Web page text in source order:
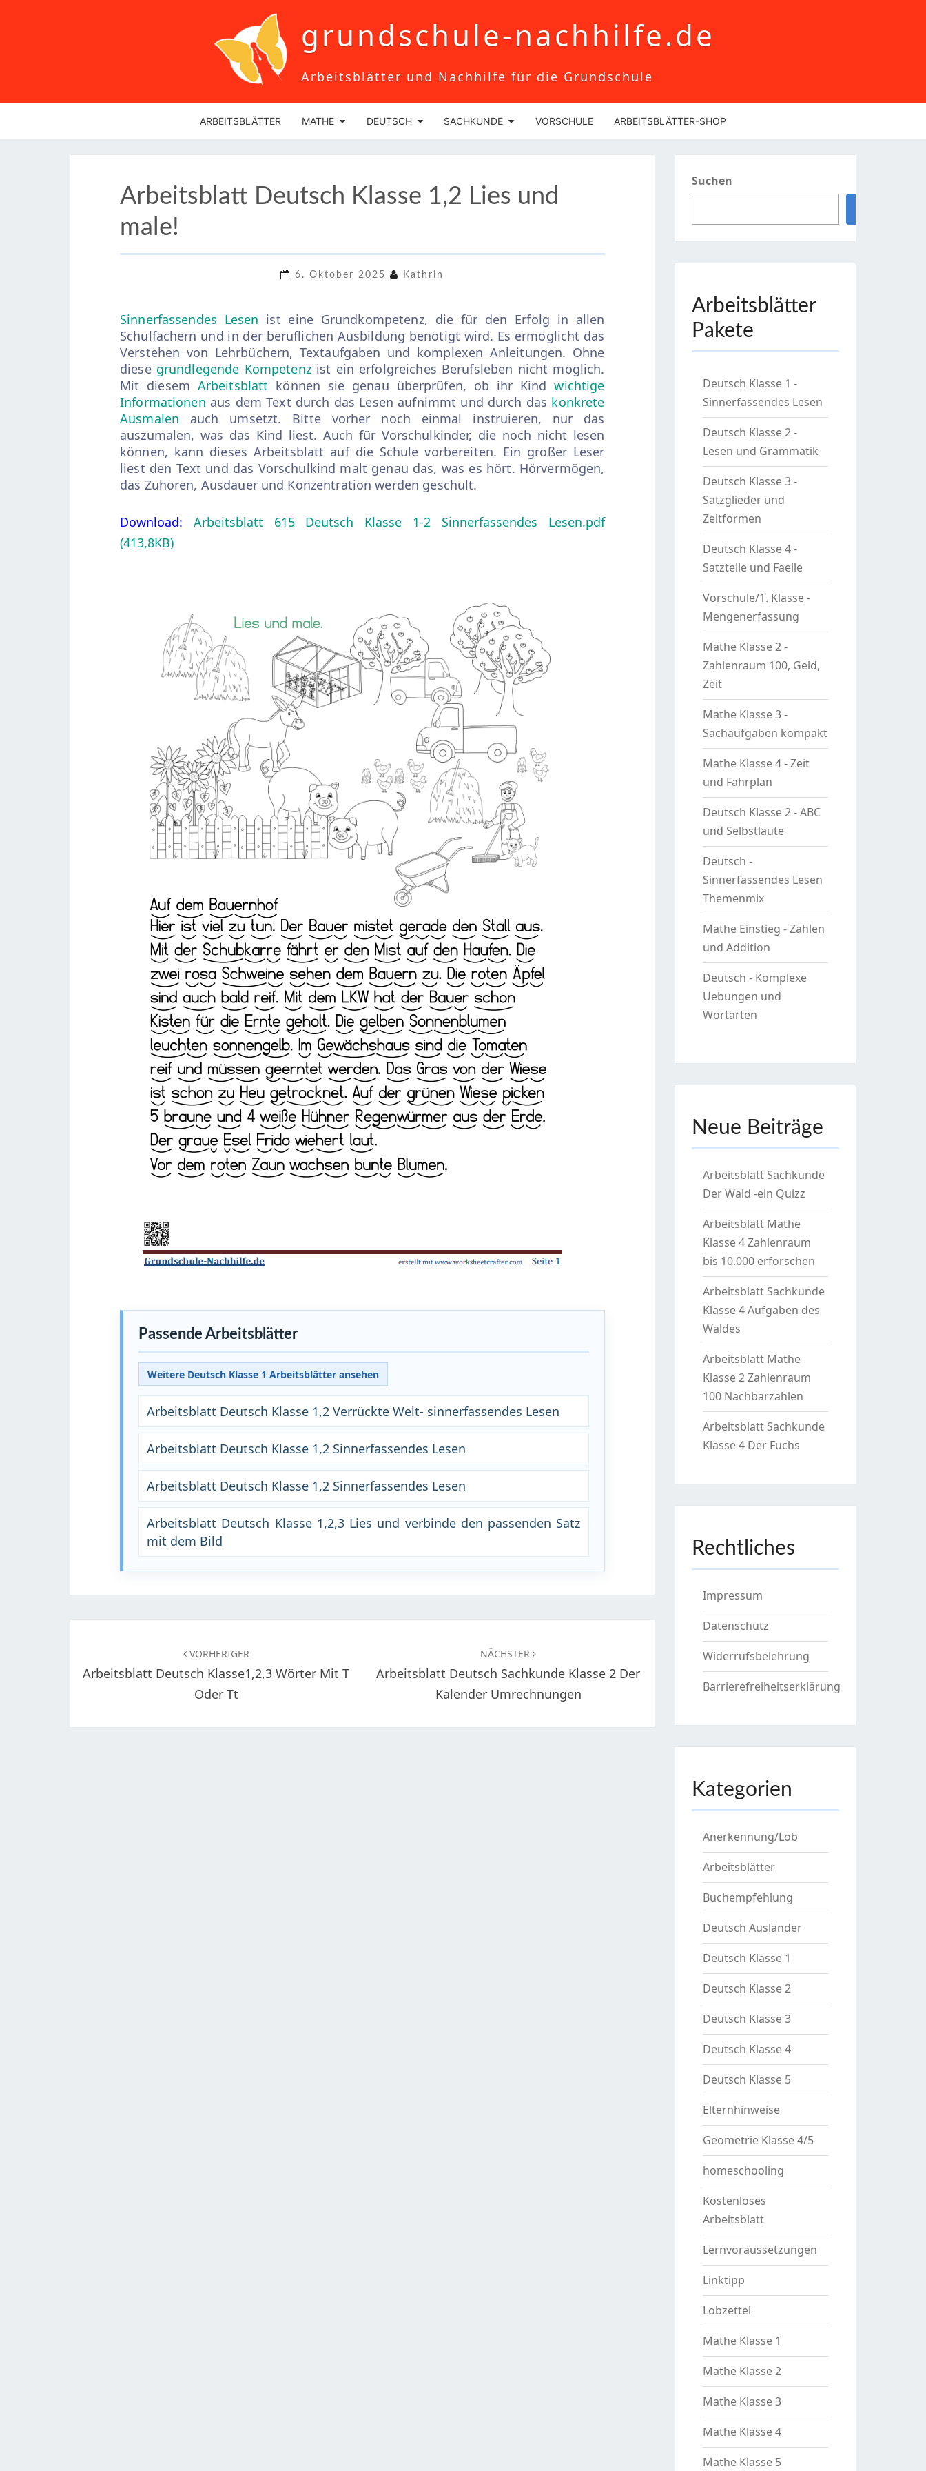
grundschule-nachhilfe.de
Arbeitsblätter und Nachhilfe für die Grundschule
ARBEITSBLÄTTER MATHE DEUTSCH SACHKUNDE VORSCHULE ARBEITSBLÄTTER-SHOP
DEUTSCH
LIES
UND
Arbeitsblatt Deutsch Klasse 1,2 Lies und
male!
6. Oktober 2025 Kathrin
Sinnerfassendes Lesen ist eine Grundkompetenz, die für den Erfolg in allen
Schulfächern und in der beruflichen Ausbildung benötigt wird. Es ermöglicht das
Verstehen von Lehrbüchern, Textaufgaben und komplexen Anleitungen. Ohne
diese grundlegende Kompetenzist ein erfolgreiches Berufsleben nicht möglich.
Mit diesem Arbeitsblatt können sie genau überprüfen, ob ihr Kindwichtige
Informationen aus dem Text durch das Lesen aufnimmt und durch das konkrete
Ausmalen auch umsetzt. Bitte vorher noch einmal instruieren, nur das
auszumalen, was das Kind liest. Auch für Vorschulkinder, die noch nicht lesen
können, kann dieses Arbeitsblatt auf die Schule vorbereiten. Ein großer Leser
liest den Text und das Vorschulkind malt genau das, was es hört. Hörvermögen,
das Zuhören, Ausdauer und Konzentration werden geschult.
Download:
Arbeitsblatt 615 Deutsch Klasse 1-2 Sinnerfassendes Lesen.pdf
(413,8KB)
Passende Arbeitsblätter
Weitere Deutsch Klasse 1 Arbeitsblätter ansehen
Arbeitsblatt Deutsch Klasse 1,2 Verrückte Welt- sinnerfassendes Lesen
Arbeitsblatt Deutsch Klasse 1,2 Sinnerfassendes Lesen
Arbeitsblatt Deutsch Klasse 1,2 Sinnerfassendes Lesen
Arbeitsblatt Deutsch Klasse 1,2,3 Lies und verbinde den passenden Satz
mit dem Bild
VORHERIGER
Arbeitsblatt Deutsch Klasse1,2,3 Wörter Mit T
Oder Tt
NÄCHSTER
Arbeitsblatt Deutsch Sachkunde Klasse 2 Der
Kalender Umrechnungen
Suchen
Arbeitsblätter
Pakete
Deutsch Klasse 1 -
Sinnerfassendes Lesen
Deutsch Klasse 2 -
Lesen und Grammatik
Deutsch Klasse 3 -
Satzglieder und
Zeitformen
Deutsch Klasse 4 -
Satzteile und Faelle
Vorschule/1. Klasse -
Mengenerfassung
Mathe Klasse 2 -
Zahlenraum 100, Geld,
Zeit
Mathe Klasse 3 -
Sachaufgaben kompakt
Mathe Klasse 4 - Zeit
und Fahrplan
Deutsch Klasse 2 - ABC
und Selbstlaute
Deutsch -
Sinnerfassendes Lesen
Themenmix
Mathe Einstieg - Zahlen
und Addition
Deutsch - Komplexe
Uebungen und
Wortarten
Neue Beiträge
Arbeitsblatt Sachkunde
Der Wald -ein Quizz
Arbeitsblatt Mathe
Klasse 4 Zahlenraum
bis 10.000 erforschen
Arbeitsblatt Sachkunde
Klasse 4 Aufgaben des
Waldes
Arbeitsblatt Mathe
Klasse 2 Zahlenraum
100 Nachbarzahlen
Arbeitsblatt Sachkunde
Klasse 4 Der Fuchs
Rechtliches
Impressum
Datenschutz
Widerrufsbelehrung
Barrierefreiheitserklärung
Kategorien
Anerkennung/Lob
Arbeitsblätter
Buchempfehlung
Deutsch Ausländer
Deutsch Klasse 1
Deutsch Klasse 2
Deutsch Klasse 3
Deutsch Klasse 4
Deutsch Klasse 5
Elternhinweise
Geometrie Klasse 4/5
homeschooling
Kostenloses
Arbeitsblatt
Lernvoraussetzungen
Linktipp
Lobzettel
Mathe Klasse 1
Mathe Klasse 2
Mathe Klasse 3
Mathe Klasse 4
Mathe Klasse 5